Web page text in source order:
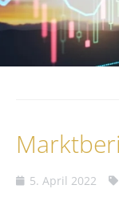
5. April 2022